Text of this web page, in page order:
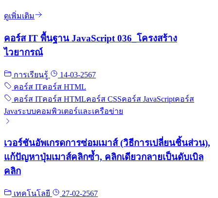
ดูเพิ่มเติม
คอร์ส IT พื้นฐาน JavaScript 036_โครงสร้าง
ไวยากรณ์
การเรียนรู้
14-03-2567
คอร์ส ITคอร์ส HTML
คอร์ส ITคอร์ส HTMLคอร์ส CSSคอร์ส JavaScriptคอร์ส
Javaระบบคอมพิวเตอร์และเครือข่าย
เวอร์ชันอัพเกรดการซ่อมเมาส์ (วิธีการเปลี่ยนชิ้นส่วน),
แก้ปัญหาปุ่มเมาส์คลิกซ้ำ, คลิกเดียวกลายเป็นดับเบิล
คลิก
เทคโนโลยี
27-02-2567